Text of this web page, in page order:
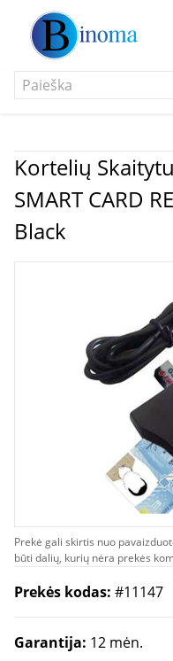
Kortelių Skaitytuvai
SMART CARD
Black
Prekė gali skirtis nuo
būti dalių, kurių nėra prekės
Prekės kodas: #11147
Garantija: 12 mėn.